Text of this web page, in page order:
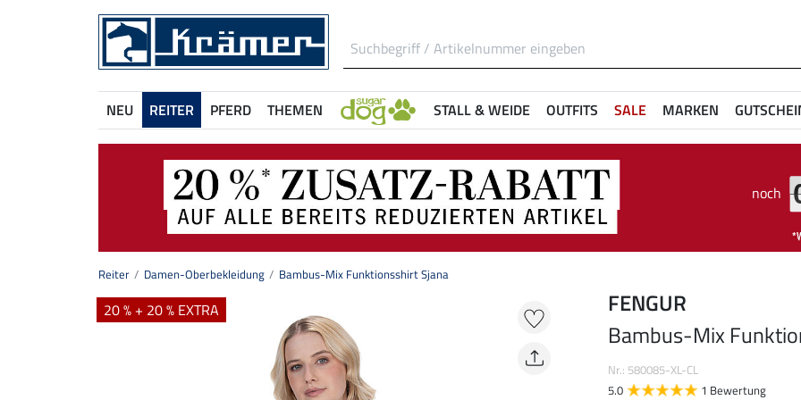
NEU REITER PFERD THEMEN STALL & WEIDE OUTFITS SALE MARKEN
noch
Reiter Damen-Oberbekleidung Bambus-Mix Funktionsshirt Sjana
20 % + 20 % EXTRA
FENGUR
Bambus-Mix
Nr.: 580085-XL-CL
5.0
1 Bewertung